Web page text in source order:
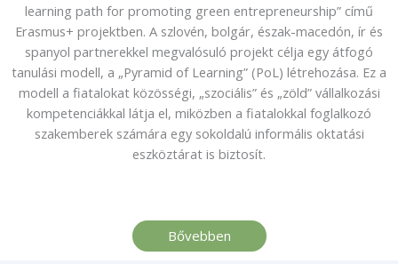
learning path for promoting green entrepreneurship” című
Erasmus+ projektben. A szlovén, bolgár, észak-macedón, ír és
spanyol partnerekkel megvalósuló projekt célja egy átfogó
tanulási modell, a „Pyramid of Learning” (PoL) létrehozása. Ez a
modell a fiatalokat közösségi, „szociális” és „zöld” vállalkozási
kompetenciákkal látja el, miközben a fiatalokkal foglalkozó
szakemberek számára egy sokoldalú informális oktatási
eszköztárat is biztosít.
Bővebben